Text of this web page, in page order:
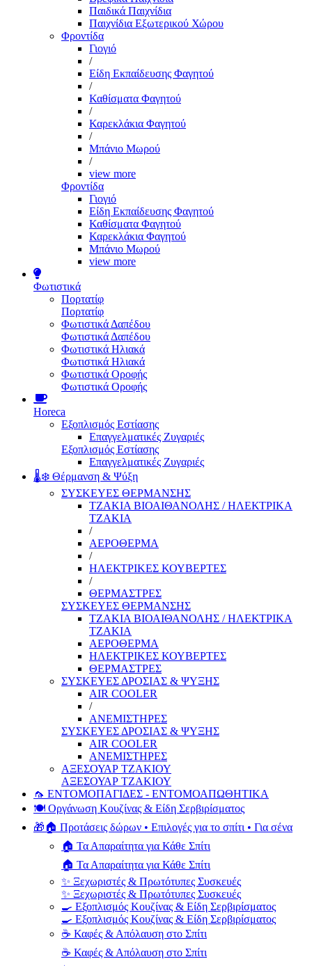
Παιδικά Παιχνίδια
Παιχνίδια Εξωτερικού Χώρου
Φροντίδα
Γιογιό
/
Είδη Εκπαίδευσης Φαγητού
/
Καθίσματα Φαγητού
/
Καρεκλάκια Φαγητού
/
Μπάνιο Μωρού
/
view more
Φροντίδα
Γιογιό
Είδη Εκπαίδευσης Φαγητού
Καθίσματα Φαγητού
Καρεκλάκια Φαγητού
Μπάνιο Μωρού
view more
Φωτιστικά
Πορτατίφ
Πορτατίφ
Φωτιστικά Δαπέδου
Φωτιστικά Δαπέδου
Φωτιστικά Ηλιακά
Φωτιστικά Ηλιακά
Φωτιστικά Οροφής
Φωτιστικά Οροφής
Horeca
Εξοπλισμός Εστίασης
Επαγγελματικές Ζυγαριές
Εξοπλισμός Εστίασης
Επαγγελματικές Ζυγαριές
🌡️❄️ Θέρμανση & Ψύξη
ΣΥΣΚΕΥΕΣ ΘΕΡΜΑΝΣΗΣ
ΤΖΑΚΙΑ ΒΙΟΑΙΘΑΝΟΛΗΣ / ΗΛΕΚΤΡΙΚΑ
ΤΖΑΚΙΑ
/
ΑΕΡΟΘΕΡΜΑ
/
ΗΛΕΚΤΡΙΚΕΣ ΚΟΥΒΕΡΤΕΣ
/
ΘΕΡΜΑΣΤΡΕΣ
ΣΥΣΚΕΥΕΣ ΘΕΡΜΑΝΣΗΣ
ΤΖΑΚΙΑ ΒΙΟΑΙΘΑΝΟΛΗΣ / ΗΛΕΚΤΡΙΚΑ
ΤΖΑΚΙΑ
ΑΕΡΟΘΕΡΜΑ
ΗΛΕΚΤΡΙΚΕΣ ΚΟΥΒΕΡΤΕΣ
ΘΕΡΜΑΣΤΡΕΣ
ΣΥΣΚΕΥΕΣ ΔΡΟΣΙΑΣ & ΨΥΞΗΣ
AIR COOLER
/
ΑΝΕΜΙΣΤΗΡΕΣ
ΣΥΣΚΕΥΕΣ ΔΡΟΣΙΑΣ & ΨΥΞΗΣ
AIR COOLER
ΑΝΕΜΙΣΤΗΡΕΣ
ΑΞΕΣΟΥΑΡ ΤΖΑΚΙΟΥ
ΑΞΕΣΟΥΑΡ ΤΖΑΚΙΟΥ
🦟 ΕΝΤΟΜΟΠΑΓΙΔΕΣ - ΕΝΤΟΜΟΑΠΩΘΗΤΙΚΑ
🍽️ Οργάνωση Κουζίνας & Είδη Σερβιρίσματος
🎁🏠 Προτάσεις δώρων • Επιλογές για το σπίτι • Για σένα
🏠 Τα Απαραίτητα για Κάθε Σπίτι
🏠 Τα Απαραίτητα για Κάθε Σπίτι
✨ Ξεχωριστές & Πρωτότυπες Συσκευές
✨ Ξεχωριστές & Πρωτότυπες Συσκευές
🍳 Εξοπλισμός Κουζίνας & Είδη Σερβιρίσματος
🍳 Εξοπλισμός Κουζίνας & Είδη Σερβιρίσματος
☕ Καφές & Απόλαυση στο Σπίτι
☕ Καφές & Απόλαυση στο Σπίτι